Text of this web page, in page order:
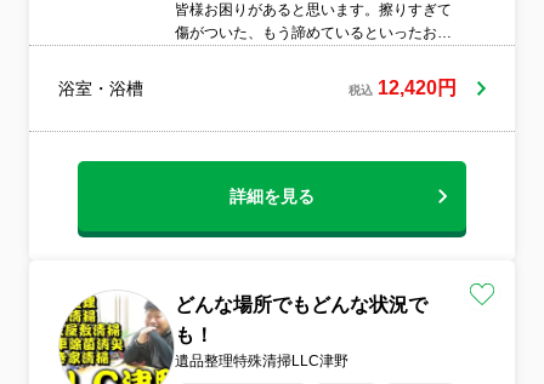
皆様お困りがあると思います。擦りすぎて
傷がついた、もう諦めているといったお客
任せ頂けるとキレイにさせて頂きます。駐
車場料金、出張料など、追加料金も一切あ
浴室・浴槽 税込 12,420円
詳細を見る
どんな場所でもどんな状況で
も！
遺品整理特殊清掃LLC津野